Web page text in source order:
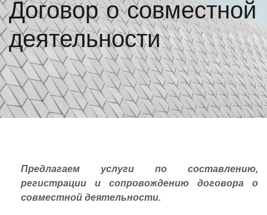
Договор о совместной
деятельности
Предлагаем услуги по составлению,
регистрации и сопровождению договора о
совместной деятельности.